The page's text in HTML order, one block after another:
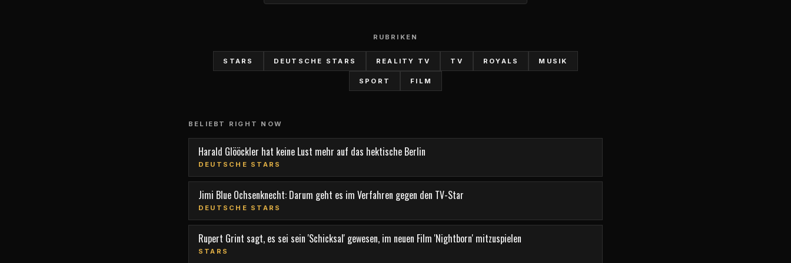
RUBRIKEN
STARS DEUTSCHE STARS REALITY TV TV ROYALS MUSIK
SPORT FILM
BELIEBT RIGHT NOW
Harald Glööckler hat keine Lust mehr auf das hektische Berlin
DEUTSCHE STARS
Jimi Blue Ochsenknecht: Darum geht es im Verfahren gegen den TV-Star
DEUTSCHE STARS
Rupert Grint sagt, es sei sein 'Schicksal' gewesen, im neuen Film 'Nightborn' mitzuspielen
STARS